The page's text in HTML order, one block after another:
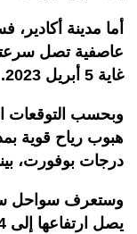
غاية 5 أبريل 2023.
وبحسب التوقعات
درجات بوفورت،
وستعرف سواحل